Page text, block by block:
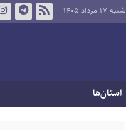
شنبه ۱۷ مرداد ۱۴۰۵
استان‌ها